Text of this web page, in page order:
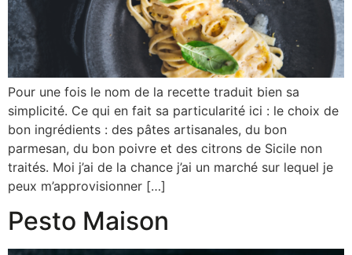
Pour une fois le nom de la recette traduit bien sa
simplicité. Ce qui en fait sa particularité ici : le choix de
bon ingrédients : des pâtes artisanales, du bon
parmesan, du bon poivre et des citrons de Sicile non
traités. Moi j’ai de la chance j’ai un marché sur lequel je
peux m’approvisionner […]
Pesto Maison